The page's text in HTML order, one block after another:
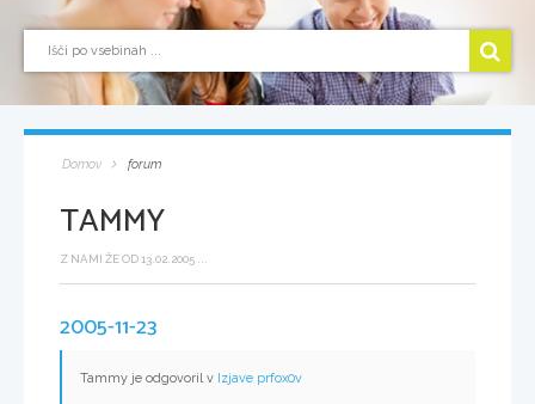
Domov forum
TAMMY
Z NAMI ŽE OD 13.02.2005 ...
2005-11-23
Tammy je odgovoril v Izjave prfox0v